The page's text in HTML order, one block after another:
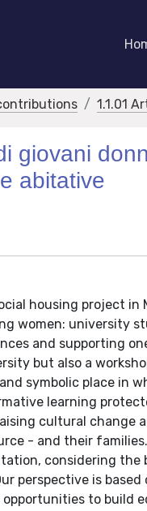
1.1.01
giovani
abitative
housing project in
women: university
and supporting
but also a
symbolic place in
learning
cultural change
- and their
considering the
perspective is based
to build